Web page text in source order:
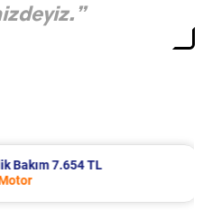
7.654 TL